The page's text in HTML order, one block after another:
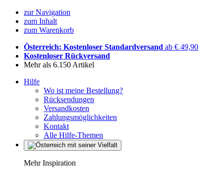
zur Navigation
zum Inhalt
zum Warenkorb
Österreich: Kostenloser Standardversand ab € 49,90
Kostenloser Rückversand
Mehr als 6.150 Artikel
Hilfe
Wo ist meine Bestellung?
Rücksendungen
Versandkosten
Zahlungsmöglichkeiten
Kontakt
Alle Hilfe-Themen
Mehr Inspiration